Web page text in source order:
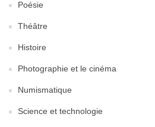
Poésie
Théâtre
Histoire
Photographie et le cinéma
Numismatique
Science et technologie